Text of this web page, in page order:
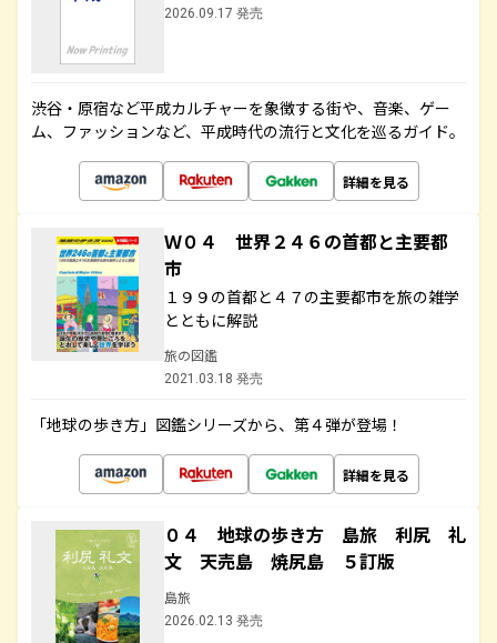
2026.09.17 発売
渋谷・原宿など平成カルチャーを象徴する街や、音楽、ゲー
ム、ファッションなど、平成時代の流行と文化を巡るガイド。
詳細を見る
Ｗ０４ 世界２４６の首都と主要都
市
１９９の首都と４７の主要都市を旅の雑学
とともに解説
旅の図鑑
2021.03.18 発売
「地球の歩き方」図鑑シリーズから、第４弾が登場！
詳細を見る
０４ 地球の歩き方 島旅 利尻 礼
文 天売島 焼尻島 ５訂版
島旅
2026.02.13 発売